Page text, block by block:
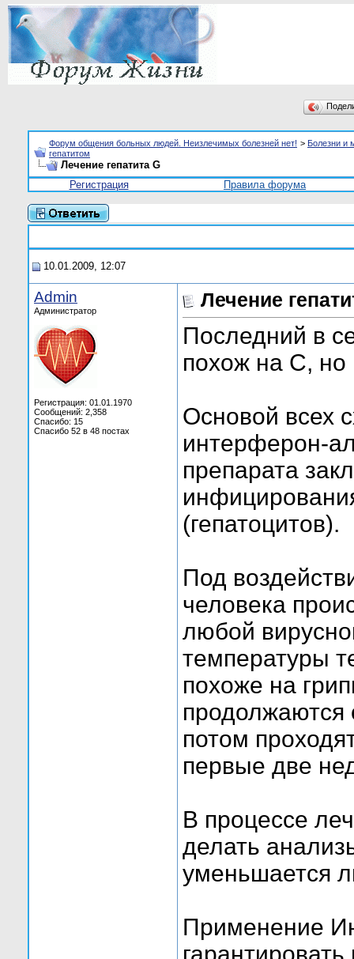
Форум общения больных людей. Неизлечимых болезней нет! > Болезни и
гепатитом
Лечение гепатита G
Регистрация
Правила форума
10.01.2009, 12:07
Admin
Администратор
Регистрация: 01.01.1970
Сообщений: 2,358
Спасибо: 15
Спасибо 52 в 48 постах
Лечение
Последний в
похож на C,
Основой всех
интерферон-
препарата
(гепатоцитов).
Под
человека
любой
температуры
похоже на
продолжаются
потом
первые две
В процессе
делать
уменьшается
Применение